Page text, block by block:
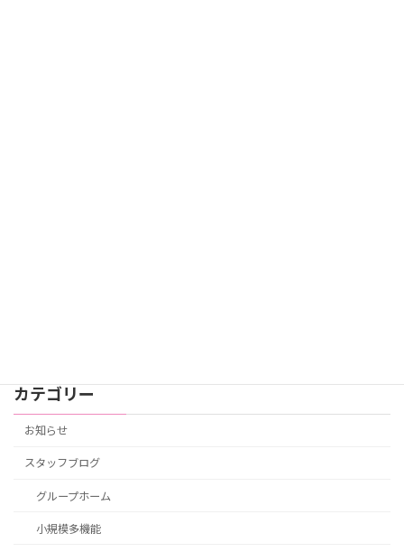
カテゴリー
お知らせ
スタッフブログ
グループホーム
小規模多機能